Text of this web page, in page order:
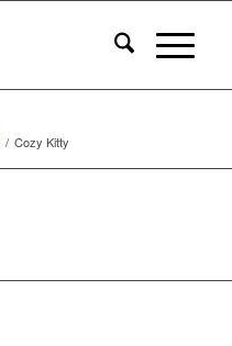
/ Cozy Kitty